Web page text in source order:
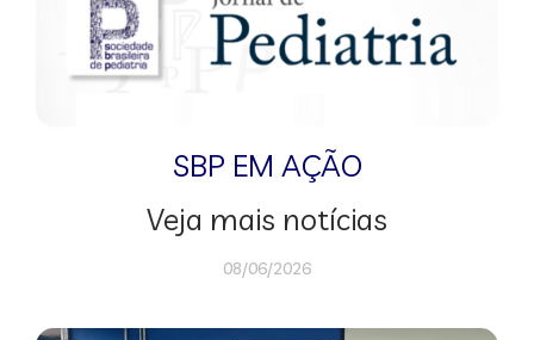
SBP EM AÇÃO
Veja mais notícias
08/06/2026